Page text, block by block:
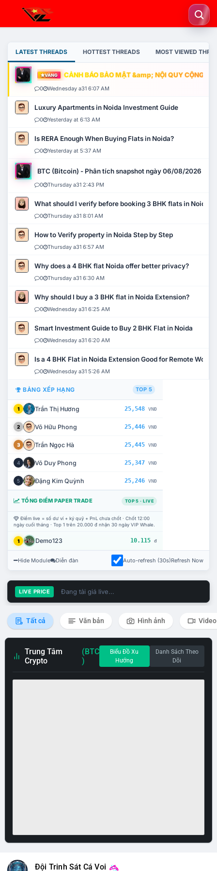
LATEST THREADS HOTTEST THREADS MOST VIEWED
VÀNG CẢNH BÁO BẢO MẬT &amp; NỘI QUY CỘNG
0 Wednesday a31 6:07 AM
Luxury Apartments in Noida Investment Guide
0 Yesterday at 6:13 AM
Is RERA Enough When Buying Flats in Noida?
0 Yesterday at 5:37 AM
BTC (Bitcoin) - Phân tích snapshot ngày 06/08/2026
0 Thursday a31 2:43 PM
What should I verify before booking 3 BHK flats in Noida?
0 Thursday a31 8:01 AM
How to Verify property in Noida Step by Step
0 Thursday a31 6:57 AM
Why does a 4 BHK flat Noida offer better privacy?
0 Thursday a31 6:30 AM
Why should I buy a 3 BHK flat in Noida Extension?
0 Wednesday a31 6:25 AM
Smart Investment Guide to Buy 2 BHK Flat in Noida
0 Wednesday a31 6:20 AM
Is a 4 BHK Flat in Noida Extension Good for Remote Work?
0 Wednesday a31 5:26 AM
BẢNG XẾP HẠNG TOP 5
1 Trần Thị Hương 25,548 VNĐ
2 Võ Hữu Phong 25,446 VNĐ
3 Trần Ngọc Hà 25,445 VNĐ
4 Võ Duy Phong 25,347 VNĐ
5 Đặng Kim Quỳnh 25,246 VNĐ
TỔNG ĐIỂM PAPER TRADE TOP 5 · LIVE
Điểm live = số dư ví + ký quỹ + PnL chưa chốt · Chốt 12:00
ngày cuối tháng · Top 1 trên 20.000 đ nhận 30 ngày VIP Whale.
1 Demo123 10.115 đ
Hide Module Diễn đàn Auto-refresh (30s)Refresh Now
LIVE PRICE Đang tải giá live...
Tất cả Văn bản Hình ảnh Video
Trung Tâm
Crypto
(BTC
)
Biểu Đồ Xu
Hướng
Danh Sách Theo
Dõi
Đội Trinh Sát Cá Voi